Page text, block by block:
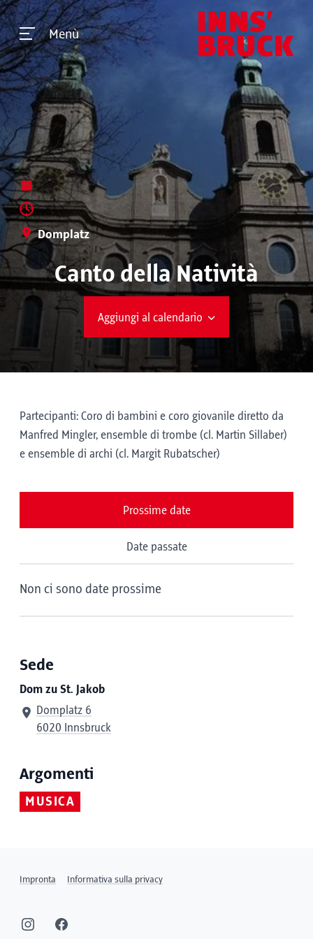
Menù
Domplatz
Canto della Natività
Aggiungi al calendario
Partecipanti: Coro di bambini e coro giovanile diretto da
Manfred Mingler, ensemble di trombe (cl. Martin Sillaber)
e ensemble di archi (cl. Margit Rubatscher)
Prossime date
Date passate
Non ci sono date prossime
Sede
Dom zu St. Jakob
Domplatz 6
6020 Innsbruck
Argomenti
MUSICA
Impronta Informativa sulla privacy